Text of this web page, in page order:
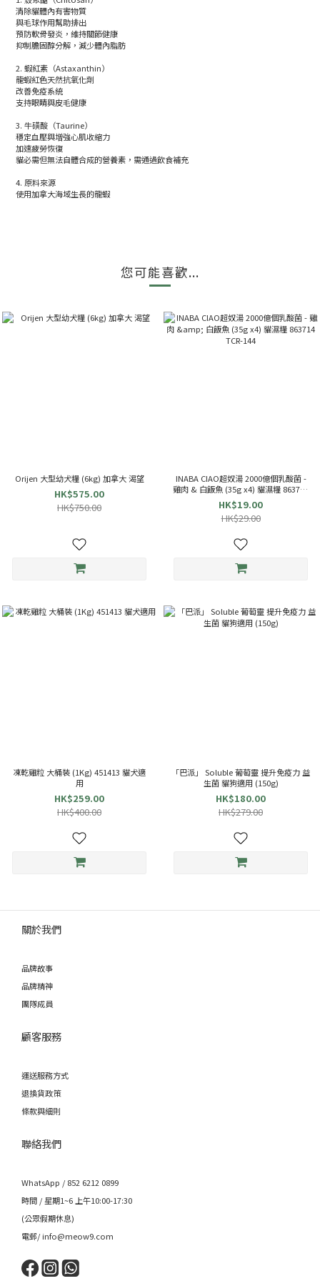
清除貓體內有害物質
與毛球作用幫助排出
預防軟骨發炎，維持關節健康
抑制膽固醇分解，減少體內脂肪
2. 蝦紅素（Astaxanthin）
龍蝦紅色天然抗氧化劑
改善免疫系統
支持眼睛與皮毛健康
3. 牛磺酸（Taurine）
穩定血壓與增強心肌收縮力
加速疲勞恢復
貓必需但無法自體合成的營養素，需通過飲食補充
4. 原料來源
使用加拿大海域生長的龍蝦
您可能喜歡...
Orijen 大型幼犬糧 (6kg) 加拿大 渴望
HK$575.00
HK$750.00
INABA CIAO超奴湯 2000億個乳酸菌 -
雞肉 & 白飯魚 (35g x4) 貓濕糧 863714
TCR-144
HK$19.00
HK$29.00
凍乾雞粒 大桶裝 (1Kg) 451413 貓犬適
用
HK$259.00
HK$400.00
「巴派」 Soluble 葡萄靈 提升免疫力 益
生菌 貓狗適用 (150g)
HK$180.00
HK$279.00
關於我們
品牌故事
品牌精神
團隊成員
顧客服務
運送服務方式
退換貨政策
條款與細則
聯絡我們
WhatsApp / 852 6212 0899
時間 / 星期1~6 上午10:00-17:30
(公眾假期休息)
電郵/ info@meow9.com